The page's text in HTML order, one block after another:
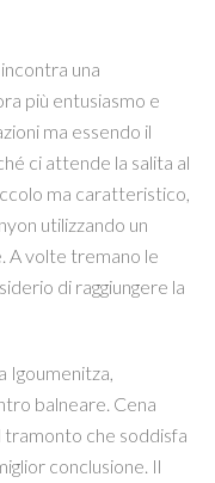
una
più entusiasmo e
ma essendo il
ci attende la salita al
ma caratteristico,
utilizzando un
A volte tremano le
di raggiungere la
Igoumenitza,
balneare. Cena
tramonto che soddisfa
conclusione. Il